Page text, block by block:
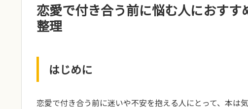
恋愛で付き合う前に悩む人におす
整理
はじめに
恋愛で付き合う前に迷いや不安を抱える人にとって、本は